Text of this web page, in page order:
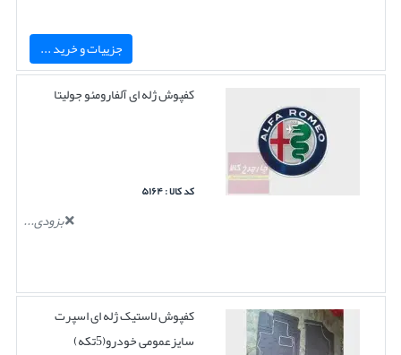
جزییات و خرید ...
کفپوش ژله ای آلفارومئو جولیتا
کد کالا : ۵۱۶۴
بزودی...
کفپوش لاستیک ژله ای اسپرت
سایزعمومی خودرو(5تکه)